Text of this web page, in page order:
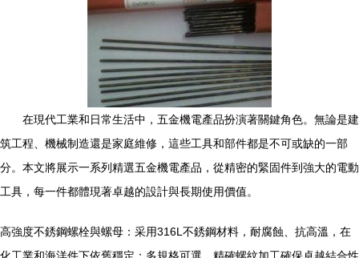
在現代工業和日常生活中，五金機電產品扮演著關鍵角色。無論是建
筑工程、機械制造還是家庭維修，這些工具和部件都是不可或缺的一部
分。本文將展示一系列精選五金機電產品，從精密的緊固件到強大的電動
工具，每一件都體現著卓越的設計與長期使用價值。
高強度不銹鋼螺栓與螺母：采用316L不銹鋼材料，耐腐蝕、抗高溫，在